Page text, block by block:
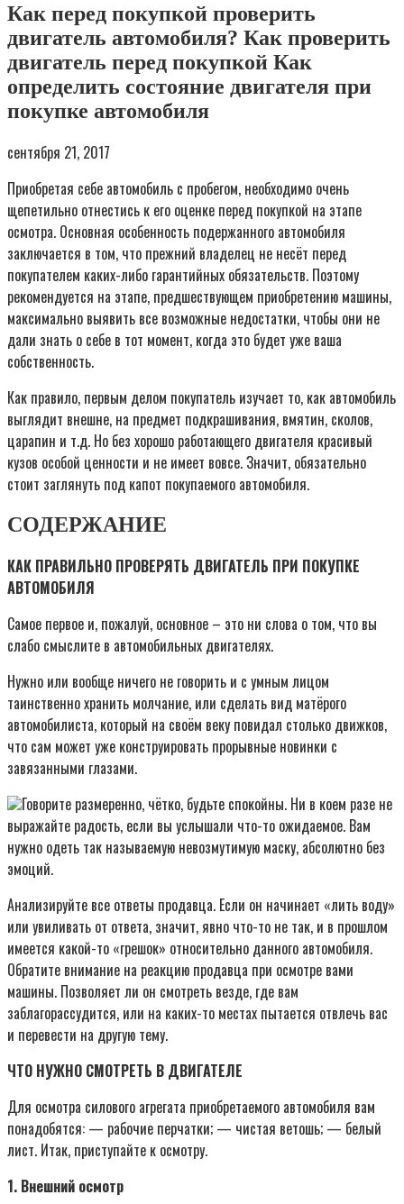
Как перед покупкой проверить
двигатель автомобиля? Как проверить
двигатель перед покупкой Как
определить состояние двигателя при
покупке автомобиля
сентября 21, 2017
Приобретая себе автомобиль с пробегом, необходимо очень
щепетильно отнестись к его оценке перед покупкой на этапе
осмотра. Основная особенность подержанного автомобиля
заключается в том, что прежний владелец не несёт перед
покупателем каких-либо гарантийных обязательств. Поэтому
рекомендуется на этапе, предшествующем приобретению машины,
максимально выявить все возможные недостатки, чтобы они не
дали знать о себе в тот момент, когда это будет уже ваша
собственность.
Как правило, первым делом покупатель изучает то, как автомобиль
выглядит внешне, на предмет подкрашивания, вмятин, сколов,
царапин и т.д. Но без хорошо работающего двигателя красивый
кузов особой ценности и не имеет вовсе. Значит, обязательно
стоит заглянуть под капот покупаемого автомобиля.
СОДЕРЖАНИЕ
КАК ПРАВИЛЬНО ПРОВЕРЯТЬ ДВИГАТЕЛЬ ПРИ ПОКУПКЕ
АВТОМОБИЛЯ
Самое первое и, пожалуй, основное – это ни слова о том, что вы
слабо смыслите в автомобильных двигателях.
Нужно или вообще ничего не говорить и с умным лицом
таинственно хранить молчание, или сделать вид матёрого
автомобилиста, который на своём веку повидал столько движков,
что сам может уже конструировать прорывные новинки с
завязанными глазами.
Говорите размеренно, чётко, будьте спокойны. Ни в коем разе не
выражайте радость, если вы услышали что-то ожидаемое. Вам
нужно одеть так называемую невозмутимую маску, абсолютно без
эмоций.
Анализируйте все ответы продавца. Если он начинает «лить воду»
или увиливать от ответа, значит, явно что-то не так, и в прошлом
имеется какой-то «грешок» относительно данного автомобиля.
Обратите внимание на реакцию продавца при осмотре вами
машины. Позволяет ли он смотреть везде, где вам
заблагорассудится, или на каких-то местах пытается отвлечь вас
и перевести на другую тему.
ЧТО НУЖНО СМОТРЕТЬ В ДВИГАТЕЛЕ
Для осмотра силового агрегата приобретаемого автомобиля вам
понадобятся: — рабочие перчатки; — чистая ветошь; — белый
лист. Итак, приступайте к осмотру.
1. Внешний осмотр